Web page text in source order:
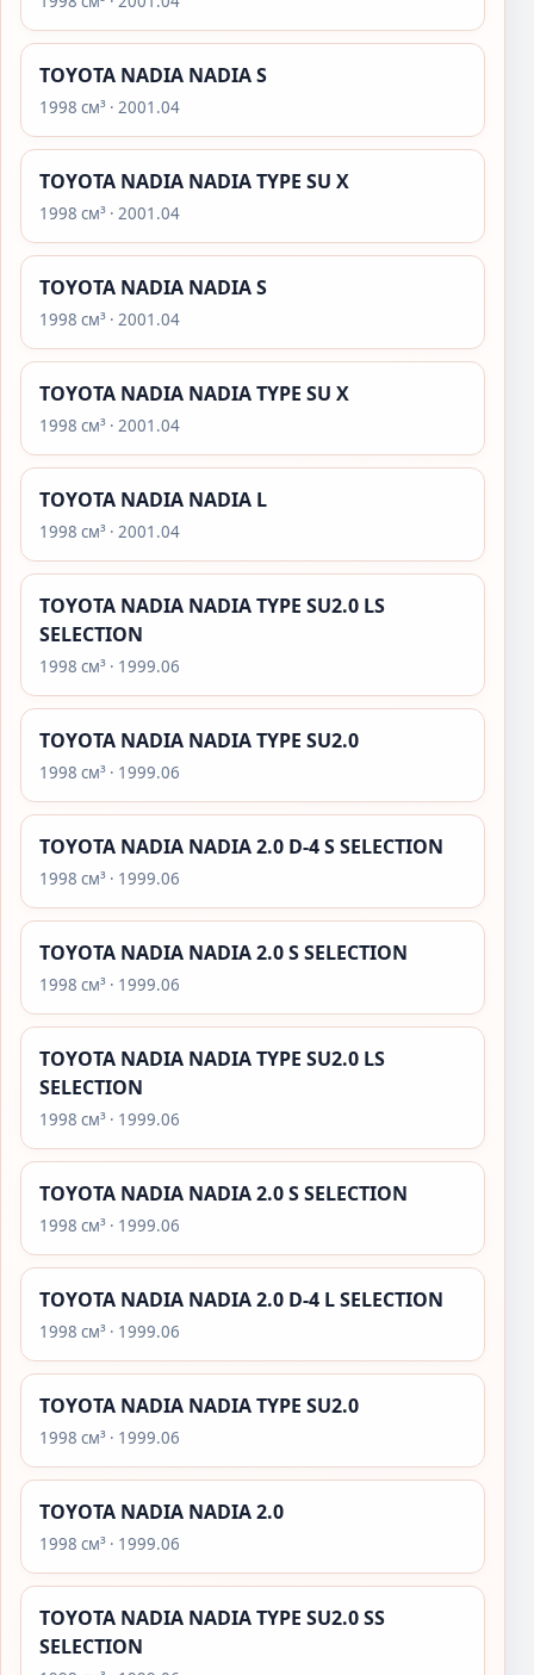
TOYOTA NADIA NADIA S
1998 см³ · 2001.04
TOYOTA NADIA NADIA TYPE SU X
1998 см³ · 2001.04
TOYOTA NADIA NADIA S
1998 см³ · 2001.04
TOYOTA NADIA NADIA TYPE SU X
1998 см³ · 2001.04
TOYOTA NADIA NADIA L
1998 см³ · 2001.04
TOYOTA NADIA NADIA TYPE SU2.0 LS
SELECTION
1998 см³ · 1999.06
TOYOTA NADIA NADIA TYPE SU2.0
1998 см³ · 1999.06
TOYOTA NADIA NADIA 2.0 D-4 S SELECTION
1998 см³ · 1999.06
TOYOTA NADIA NADIA 2.0 S SELECTION
1998 см³ · 1999.06
TOYOTA NADIA NADIA TYPE SU2.0 LS
SELECTION
1998 см³ · 1999.06
TOYOTA NADIA NADIA 2.0 S SELECTION
1998 см³ · 1999.06
TOYOTA NADIA NADIA 2.0 D-4 L SELECTION
1998 см³ · 1999.06
TOYOTA NADIA NADIA TYPE SU2.0
1998 см³ · 1999.06
TOYOTA NADIA NADIA 2.0
1998 см³ · 1999.06
TOYOTA NADIA NADIA TYPE SU2.0 SS
SELECTION